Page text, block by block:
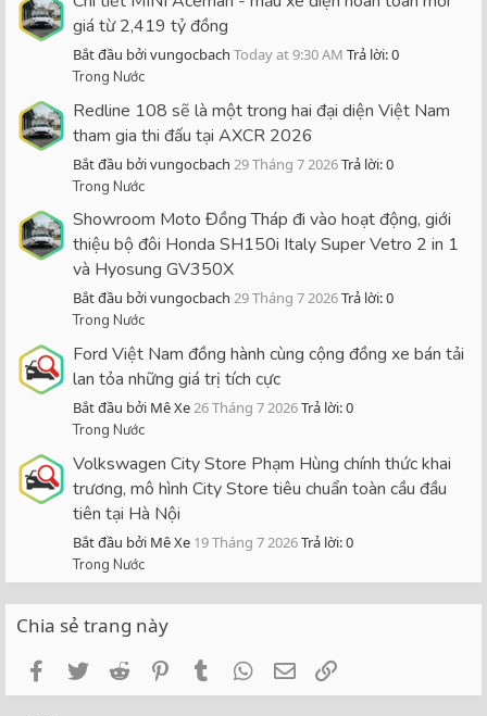
giá từ 2,419 tỷ đồng
Bắt đầu bởi vungocbach Today at 9:30 AM Trả lời: 0
Trong Nước
Redline 108 sẽ là một trong hai đại diện Việt Nam
tham gia thi đấu tại AXCR 2026
Bắt đầu bởi vungocbach 29 Tháng 7 2026Trả lời: 0
Trong Nước
Showroom Moto Đồng Tháp đi vào hoạt động, giới
thiệu bộ đôi Honda SH150i Italy Super Vetro 2 in 1
và Hyosung GV350X
Bắt đầu bởi vungocbach 29 Tháng 7 2026Trả lời: 0
Trong Nước
Ford Việt Nam đồng hành cùng cộng đồng xe bán tải
lan tỏa những giá trị tích cực
Bắt đầu bởi Mê Xe26 Tháng 7 2026Trả lời: 0
Trong Nước
Volkswagen City Store Phạm Hùng chính thức khai
trương, mô hình City Store tiêu chuẩn toàn cầu đầu
tiên tại Hà Nội
Bắt đầu bởi Mê Xe 19 Tháng 7 2026Trả lời: 0
Trong Nước
Chia sẻ trang này
FacebookTwitterReddit PinterestTumblrWhatsApp
Email